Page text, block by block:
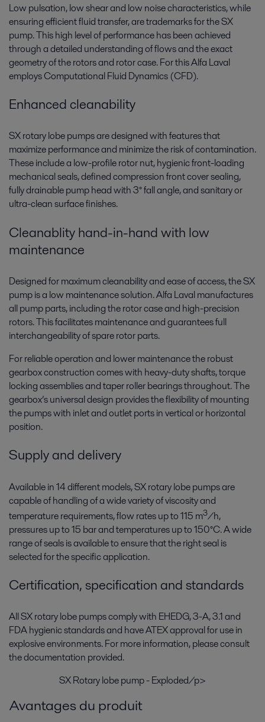
Low pulsation, low shear and low noise characteristics, while
ensuring efficient fluid transfer, are trademarks for the SX
pump. This high level of performance has been achieved
through a detailed understanding of flows and the exact
geometry of the rotors and rotor case. For this Alfa Laval
employs Computational Fluid Dynamics (CFD).
Enhanced cleanability
SX rotary lobe pumps are designed with features that
maximize performance and minimize the risk of contamination.
These include a low-profile rotor nut, hygienic front-loading
mechanical seals, defined compression front cover sealing,
fully drainable pump head with 3° fall angle, and sanitary or
ultra-clean surface finishes.
Cleanablity hand-in-hand with low
maintenance
Designed for maximum cleanability and ease of access, the SX
pump is a low maintenance solution. Alfa Laval manufactures
all pump parts, including the rotor case and high-precision
rotors. This facilitates maintenance and guarantees full
interchangeability of spare rotor parts.
For reliable operation and lower maintenance the robust
gearbox construction comes with heavy-duty shafts, torque
locking assemblies and taper roller bearings throughout. The
gearbox’s universal design provides the flexibility of mounting
the pumps with inlet and outlet ports in vertical or horizontal
position.
Supply and delivery
Available in 14 different models, SX rotary lobe pumps are
capable of handling of a wide variety of viscosity and
temperature requirements, flow rates up to 115 m3/h,
pressures up to 15 bar and temperatures up to 150°C. A wide
range of seals is available to ensure that the right seal is
selected for the specific application.
Certification, specification and standards
All SX rotary lobe pumps comply with EHEDG, 3-A, 3.1 and
FDA hygienic standards and have ATEX approval for use in
explosive environments. For more information, please consult
the documentation provided.
SX Rotary lobe pump - Exploded/p>
Avantages du produit